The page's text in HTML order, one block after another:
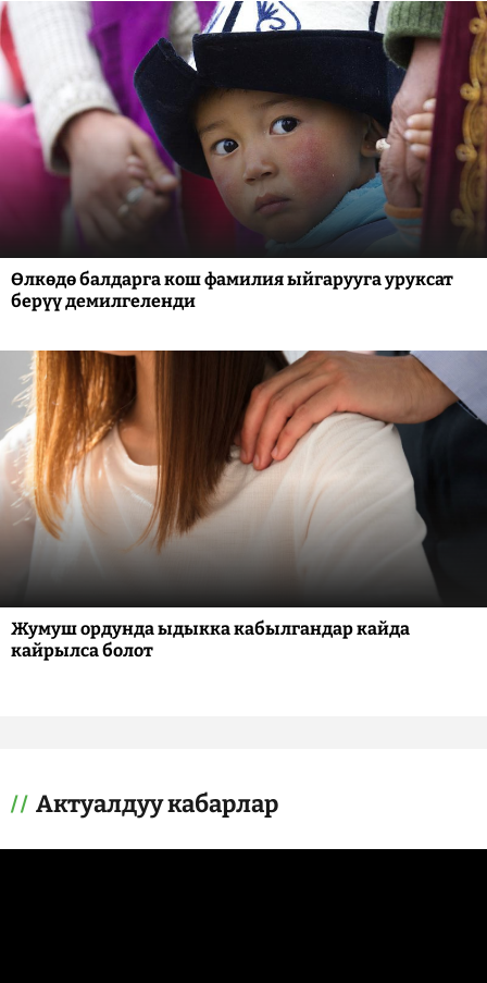
Өлкөдө балдарга кош фамилия ыйгарууга уруксат
берүү демилгеленди
Жумуш ордунда ыдыкка кабылгандар кайда
кайрылса болот
Актуалдуу кабарлар